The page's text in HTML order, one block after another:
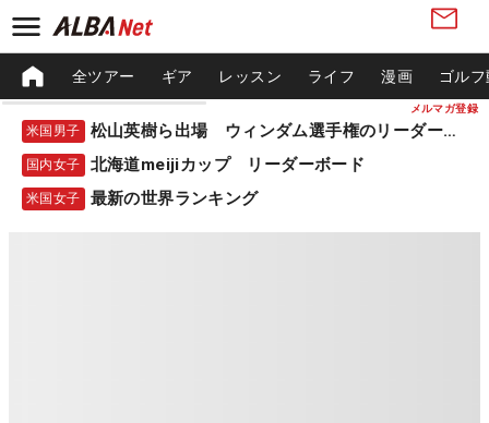
メルマガ登録
全ツアー ギア レッスン ライフ 漫画 ゴル
米国男子 松山英樹ら出場 ウィンダム選手権のリーダーボード
国内女子 北海道meijiカップ リーダーボード
米国女子 最新の世界ランキング